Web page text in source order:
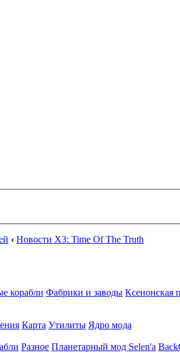
‹ Новости X3: Time Of The Truth
корабли Фабрики и заводы Ксенонская
Карта Утилиты Ядро мода
Разное Планетарный мод Selen'a